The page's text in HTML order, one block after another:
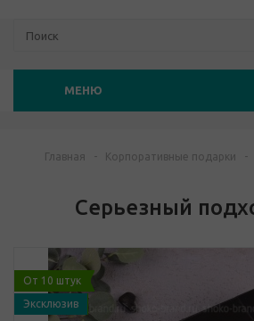
МЕНЮ
Главная - Корпоративные подарки -
Серьезный
От 10 штук
Эксклюзив